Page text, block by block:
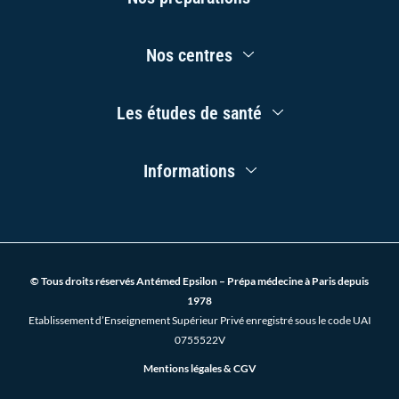
k
a
n
Menu
Main
Menu
Nos centres
Main
Menu
Les études de santé
Main
Menu
Informations
© Tous droits réservés Antémed Epsilon – Prépa médecine à Paris depuis
1978
Etablissement d’Enseignement Supérieur Privé enregistré sous le code UAI
0755522V
Mentions légales & CGV